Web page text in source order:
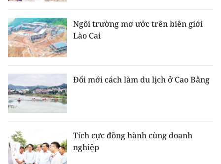
Ngôi trường mơ ước trên biên giới
Lào Cai
Đổi mới cách làm du lịch ở Cao Bằng
Tích cực đồng hành cùng doanh
nghiệp